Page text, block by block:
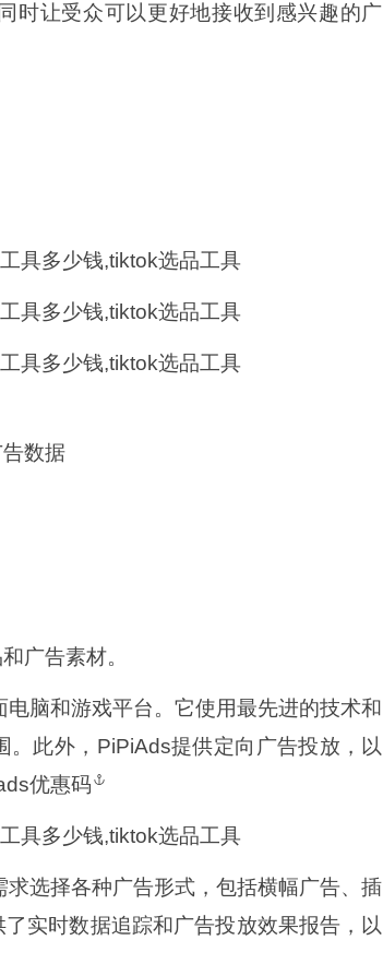
时让受众可以更好地接收到感兴趣的广
数据
广告素材。
脑和游戏平台。它使用最先进的技术和
此外，PiPiAds提供定向广告投放，以
优惠码
选择各种广告形式，包括横幅广告、插
实时数据追踪和广告投放效果报告，以